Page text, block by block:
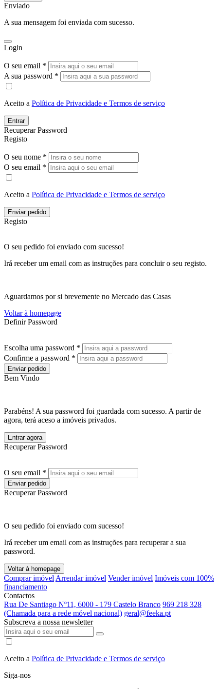
Enviado
A sua mensagem foi enviada com sucesso.
Login
O seu email *
A sua password *
Aceito a Política de Privacidade e Termos de serviço
Entrar
Recuperar Password
Registo
O seu nome *
O seu email *
Aceito a Política de Privacidade e Termos de serviço
Enviar pedido
Registo
O seu pedido foi enviado com sucesso!
Irá receber um email com as instruções para concluir o seu registo.
Aguardamos por si brevemente no Mercado das Casas
Voltar à homepage
Definir Password
Escolha uma password *
Confirme a password *
Enviar pedido
Bem Vindo
Parabéns! A sua password foi guardada com sucesso. A partir de
agora, terá aceso a imóveis privados.
Entrar agora
Recuperar Password
O seu email *
Enviar pedido
Recuperar Password
O seu pedido foi enviado com sucesso!
Irá receber um email com as instruções para recuperar a sua
password.
Voltar à homepage
Comprar imóvel Arrendar imóvel Vender imóvel Imóveis com 100%
financiamento
Contactos
Rua De Santiago Nº11, 6000 - 179 Castelo Branco 969 218 328
(Chamada para a rede móvel nacional) geral@feeka.pt
Subscreva a nossa newsletter
Aceito a Política de Privacidade e Termos de serviço
Siga-nos